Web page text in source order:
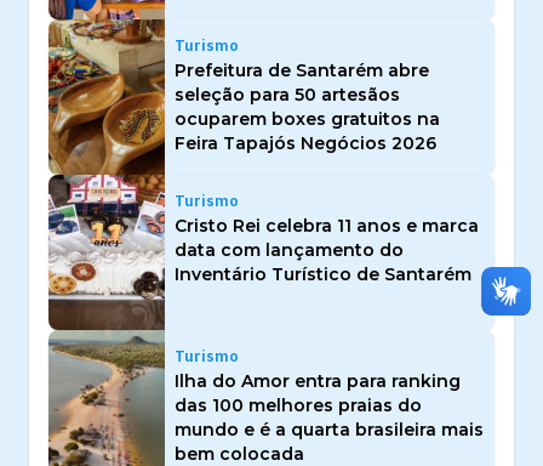
Turismo
Prefeitura de Santarém abre
seleção para 50 artesãos
ocuparem boxes gratuitos na
Feira Tapajós Negócios 2026
Turismo
Cristo Rei celebra 11 anos e marca
data com lançamento do
Inventário Turístico de Santarém
Turismo
Ilha do Amor entra para ranking
das 100 melhores praias do
mundo e é a quarta brasileira mais
bem colocada